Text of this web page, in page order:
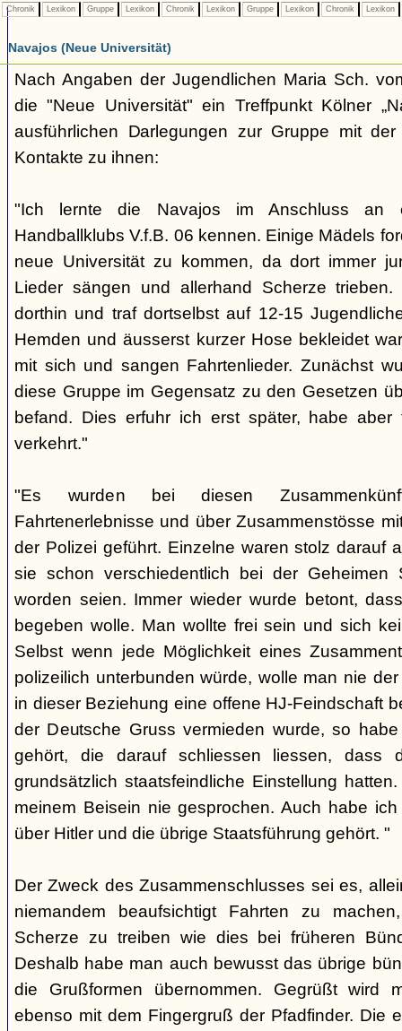
Chronik Lexikon Gruppe Lexikon Chronik Lexikon Gruppe Lexikon Chronik Lexikon
Navajos (Neue Universität)
Nach Angaben der Jugendlichen Maria Sch.
die "Neue Universität" ein Treffpunkt Kölner
ausführlichen Darlegungen zur Gruppe mit
Kontakte zu ihnen:
"Ich lernte die Navajos im Anschluss an
Handballklubs V.f.B. 06 kennen. Einige Mädels
neue Universität zu kommen, da dort immer
Lieder sängen und allerhand Scherze
dorthin und traf dortselbst auf 12-15
Hemden und äusserst kurzer Hose bekleidet
mit sich und sangen Fahrtenlieder. Zunächst
diese Gruppe im Gegensatz zu den Gesetzen
befand. Dies erfuhr ich erst später, habe
verkehrt."
"Es wurden bei diesen
Fahrtenerlebnisse und über Zusammenstösse
der Polizei geführt. Einzelne waren stolz darauf
sie schon verschiedentlich bei der Geheimen
worden seien. Immer wieder wurde betont,
begeben wolle. Man wollte frei sein und sich
Selbst wenn jede Möglichkeit eines
polizeilich unterbunden würde, wolle man nie
in dieser Beziehung eine offene HJ-Feindschaft
der Deutsche Gruss vermieden wurde, so
gehört, die darauf schliessen liessen, dass
grundsätzlich staatsfeindliche Einstellung
meinem Beisein nie gesprochen. Auch habe
über Hitler und die übrige Staatsführung gehört. "
Der Zweck des Zusammenschlusses sei es,
niemandem beaufsichtigt Fahrten zu
Scherze zu treiben wie dies bei früheren
Deshalb habe man auch bewusst das übrige
die Grußformen übernommen. Gegrüßt wird
ebenso mit dem Fingergruß der Pfadfinder. Die